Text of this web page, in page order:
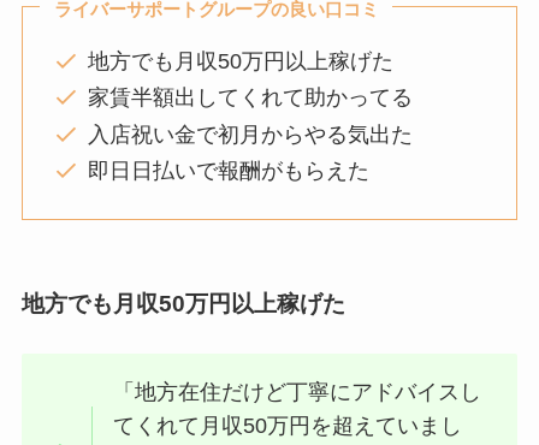
ライバーサポートグループの良い口コミ
地方でも月収50万円以上稼げた
家賃半額出してくれて助かってる
入店祝い金で初月からやる気出た
即日日払いで報酬がもらえた
地方でも月収50万円以上稼げた
「地方在住だけど丁寧にアドバイスし
てくれて月収50万円を超えていまし